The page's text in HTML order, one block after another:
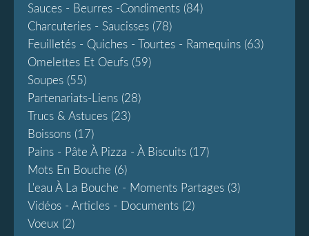
Sauces - Beurres -condiments (84)
Charcuteries - Saucisses (78)
Feuilletés - Quiches - Tourtes - Ramequins (63)
Omelettes Et Oeufs (59)
Soupes (55)
Partenariats-Liens (28)
Trucs & Astuces (23)
Boissons (17)
Pains - Pâte À Pizza - À Biscuits (17)
Mots En Bouche (6)
L'eau À La Bouche - Moments Partages (3)
Vidéos - Articles - Documents (2)
Voeux (2)